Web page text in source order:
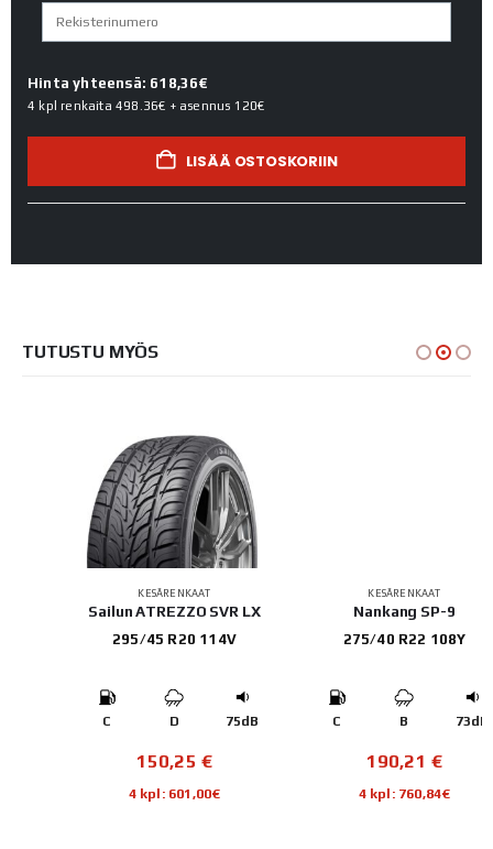
Hinta yhteensä: 618,36€
4 kpl renkaita 498.36€ + asennus 120€
LISÄÄ OSTOSKORIIN
TUTUSTU MYÖS
KESÄRENKAAT
Sailun ATREZZO SVR LX
295/45 R20 114V
75dB
150,25€
4 kpl: 601,00€
KESÄRENKAAT
Nankang SP-9
275/40 R22 108Y
73dB
190,21€
4 kpl: 760,84€